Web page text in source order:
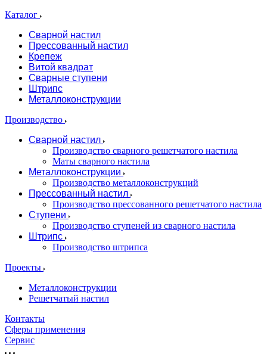
Каталог
Сварной настил
Прессованный настил
Крепеж
Витой квадрат
Сварные ступени
Штрипс
Металлоконструкции
Производство
Сварной настил
Производство сварного решетчатого настила
Маты сварного настила
Металлоконструкции
Производство металлоконструкций
Прессованный настил
Производство прессованного решетчатого настила
Ступени
Производство ступеней из сварного настила
Штрипс
Производство штрипса
Проекты
Металлоконструкции
Решетчатый настил
Контакты
Сферы применения
Сервис